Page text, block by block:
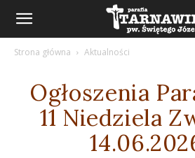
Strona główna Aktualności
Ogłoszenia
11 Niedziela